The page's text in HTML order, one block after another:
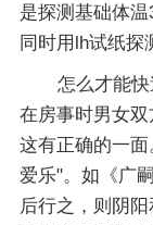
是探测基础体
同时用lh试纸探
怎么才能
在房事时男女双
这有正确的一
爱乐"。如《广
后行之，则阴